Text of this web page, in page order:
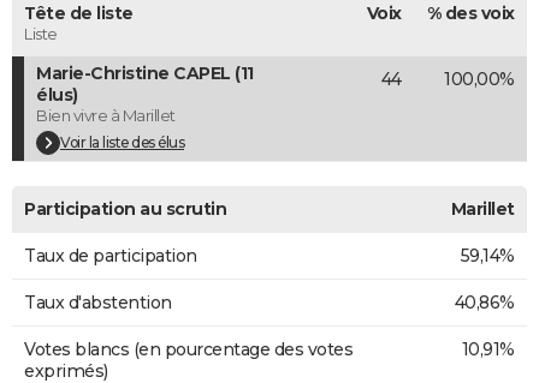
Dictionnaire
Biographies
Citations
Expressions
Proverbes
PROGRAMME TV
COPAINS D'AVANT
S'inscrire
Se connecter
Lycées
Collèges
Primaires
Universités
Entreprises
Service militaire
Avis de recherche
AVIS DE DÉCÈS
Bricolage
Lifestyle
Culture
Sport
Auto
Television
Voyage
Cinema
Tête de liste
Liste
Voix % des voix
Marie-Christine CAPEL (11
élus)
Bien vivre à Marillet
Voir la liste des élus
44 100,00%
Participation au scrutin Marillet
Taux de participation 59,14%
Taux d'abstention 40,86%
Votes blancs (en pourcentage des votes
exprimés)
10,91%